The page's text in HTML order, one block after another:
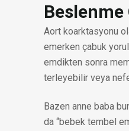
Aort koarktasyonu
emerken çabuk
emdikten sonra
terleyebilir veya
Bazen anne baba
da “bebek tembel